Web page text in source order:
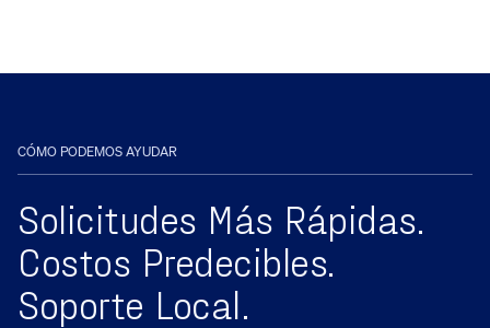
CÓMO PODEMOS AYUDAR
Solicitudes Más Rápidas.
Costos Predecibles.
Soporte Local.